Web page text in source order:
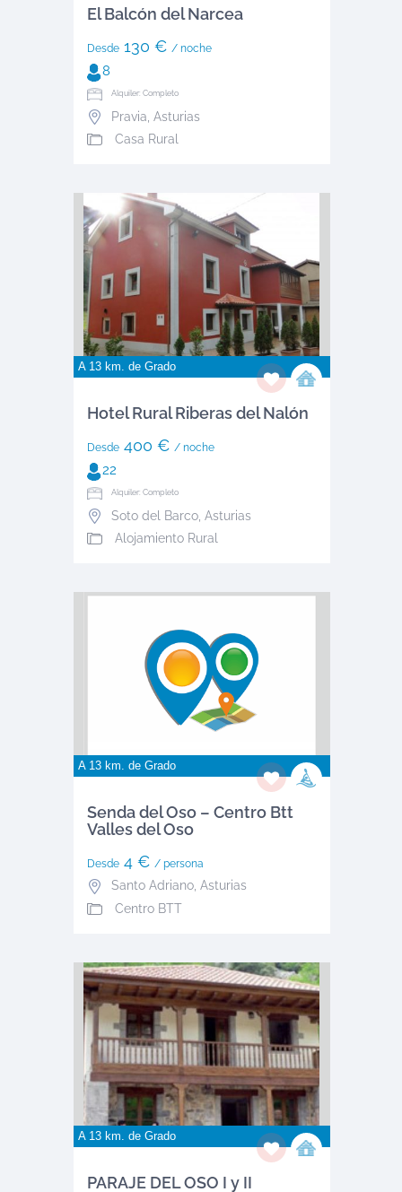
El Balcón del Narcea
Desde130 € / noche
8
Alquiler: Completo
Pravia Asturias
Casa Rural
A 13 km. de Grado
Hotel Rural Riberas del Nalón
Desde400 € / noche
22
Alquiler: Completo
Soto del Barco, Asturias
Alojamiento Rural
A 13 km. de Grado
Senda del Oso – Centro Btt
Valles del Oso
Desde4 € / persona
Santo Adriano, Asturias
Centro BTT
A 13 km. de Grado
PARAJE DEL OSO I y II